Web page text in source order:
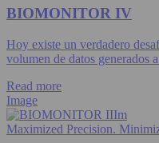
BIOMONITOR IV
Hoy existe un verdadero
volumen de datos generados
Read more
Image
Maximized Precision.